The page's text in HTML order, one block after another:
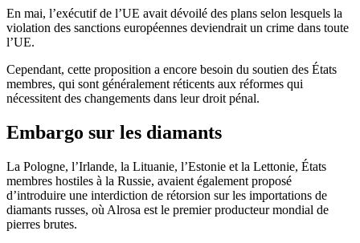
En mai, l’exécutif de l’UE avait dévoilé des plans selon lesquels la
violation des sanctions européennes deviendrait un crime dans toute
l’UE.
Cependant, cette proposition a encore besoin du soutien des États
membres, qui sont généralement réticents aux réformes qui
nécessitent des changements dans leur droit pénal.
Embargo sur les diamants
La Pologne, l’Irlande, la Lituanie, l’Estonie et la Lettonie, États
membres hostiles à la Russie, avaient également proposé
d’introduire une interdiction de rétorsion sur les importations de
diamants russes, où Alrosa est le premier producteur mondial de
pierres brutes.